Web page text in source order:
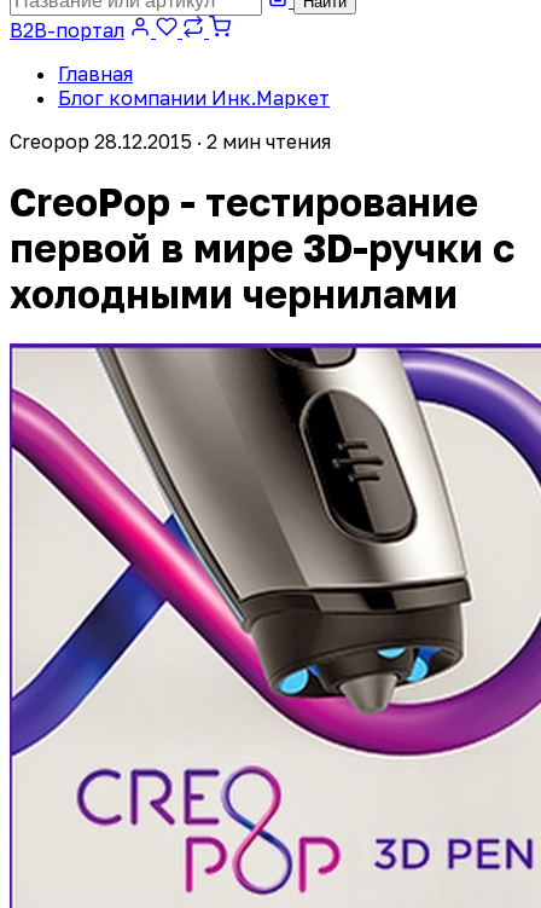
B2B-портал
Главная
Блог компании Инк.Маркет
Creopop 28.12.2015 · 2 мин чтения
CreoPop - тестирование
первой в мире 3D-ручки с
холодными чернилами